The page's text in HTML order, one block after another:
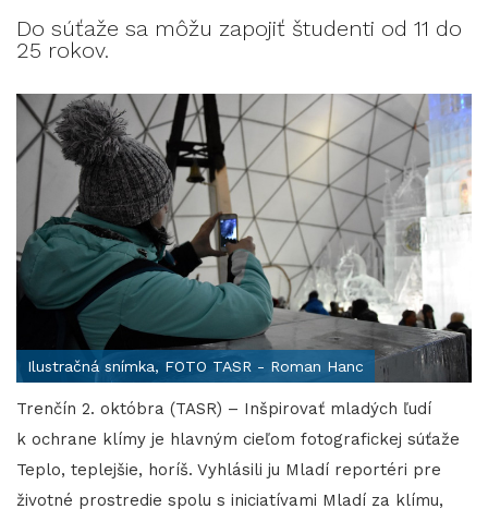
Do súťaže sa môžu zapojiť študenti od 11 do
25 rokov.
Ilustračná snímka, FOTO TASR - Roman Hanc
Trenčín 2. októbra (TASR) – Inšpirovať mladých ľudí
k ochrane klímy je hlavným cieľom fotografickej súťaže
Teplo, teplejšie, horíš. Vyhlásili ju Mladí reportéri pre
životné prostredie spolu s iniciatívami Mladí za klímu,